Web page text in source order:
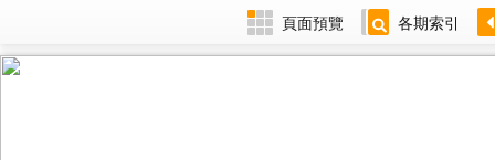
頁面預覽 各期索引